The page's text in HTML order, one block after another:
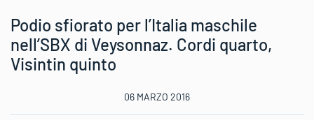
Podio sfiorato per l’Italia maschile
nell’SBX di Veysonnaz. Cordi quarto,
Visintin quinto
06 MARZO 2016